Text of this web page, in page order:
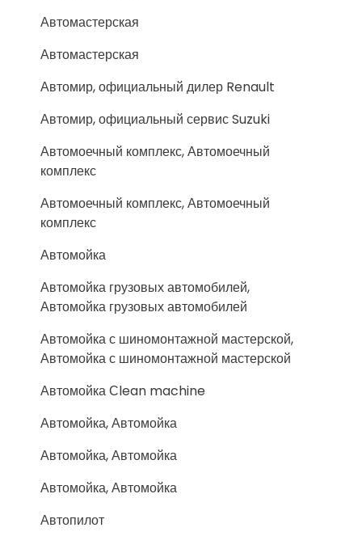
Автомастерская
Автомастерская
Автомир, официальный дилер Renault
Автомир, официальный сервис Suzuki
Автомоечный комплекс, Автомоечный
комплекс
Автомоечный комплекс, Автомоечный
комплекс
Автомойка
Автомойка грузовых автомобилей,
Автомойка грузовых автомобилей
Автомойка с шиномонтажной мастерской,
Автомойка с шиномонтажной мастерской
Автомойка Сlean machine
Автомойка, Автомойка
Автомойка, Автомойка
Автомойка, Автомойка
Автопилот